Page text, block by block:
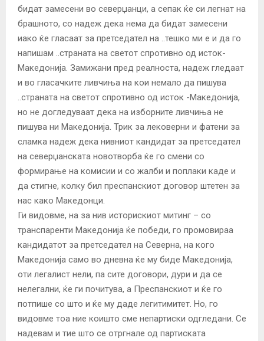
бидат замесени во северџанци, а сепак ќе си легнат на
брашното, со надеж дека нема да бидат замесени
иако ќе гласаат за претседател на ..тешко ми е и да го
напишам ..страната на светот спротивно од исток-
Македонија. Замижани пред реалноста, надеж гледаат
и во гласачките ливчиња на кои немало да пишува
..страната на светот спротивно од исток -Македонија,
но не догледуваат дека на изборните ливчиња не
пишува ни Македонија. Трик за лековерни и фатени за
сламка надеж дека нивниот кандидат за претседател
на северџанската новотворба ќе го смени со
формирање на комисии и со жалби и поплаки каде и
да стигне, колку бил преспанскиот договор штетен за
нас како Македонци.
Ги видовме, на за нив историскиот митинг – со
транспаренти Македонија ќе победи, го промовираа
кандидатот за претседател на Северна, на кого
Македонија само во дневна ќе му биде Македонија,
оти легалист нели, па сите договори, дури и да се
нелегални, ќе ги почитува, а Преспанскиот и ќе го
потпише со што и ќе му даде легитимитет. Но, го
видовме тоа ние коишто сме непартиски одгледани. Се
надевам и тие што се отргнале од партиската